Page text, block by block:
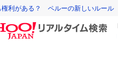
権利がある？ ペルーの新しいルール